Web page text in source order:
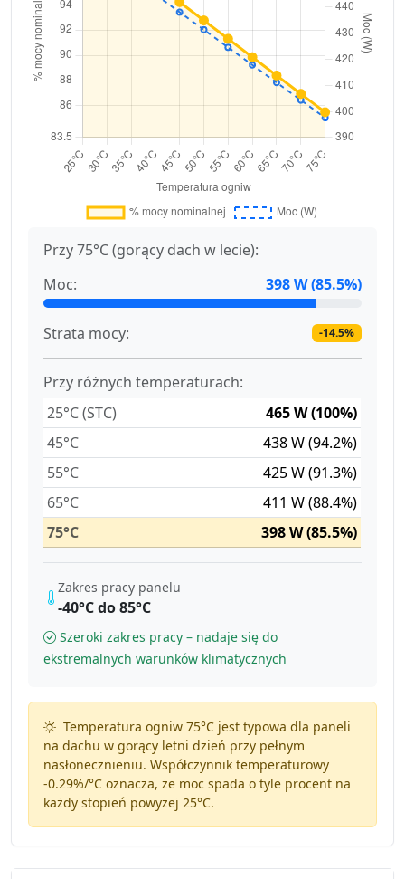
Przy 75°C (gorący dach w lecie):
Moc:
398 W (85.5%)
Strata mocy: -14.5%
Przy różnych temperaturach:
25°C (STC)
465 W (100%)
45°C
438 W (94.2%)
55°C
425 W (91.3%)
65°C
411 W (88.4%)
75°C
398 W (85.5%)
Zakres pracy panelu
-40°C do 85°C
Szeroki zakres pracy – nadaje się do
ekstremalnych warunków klimatycznych
Temperatura ogniw 75°C jest typowa dla paneli
na dachu w gorący letni dzień przy pełnym
nasłonecznieniu. Współczynnik temperaturowy
-0.29%/°Coznacza, że moc spada o tyle procent na
każdy stopień powyżej 25°C.